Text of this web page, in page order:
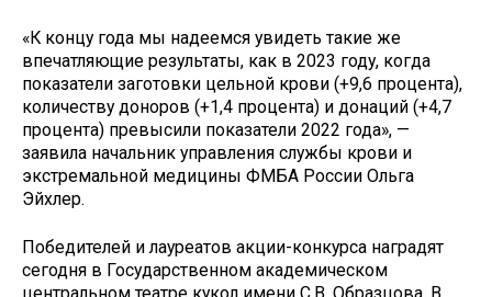
«К концу года мы надеемся увидеть такие же
впечатляющие результаты, как в 2023 году, когда
показатели заготовки цельной крови (+9,6 процента),
количеству доноров (+1,4 процента) и донаций (+4,7
процента) превысили показатели 2022 года», —
заявила начальник управления службы крови и
экстремальной медицины ФМБА России Ольга
Эйхлер.
Победителей и лауреатов акции-конкурса наградят
сегодня в Государственном академическом